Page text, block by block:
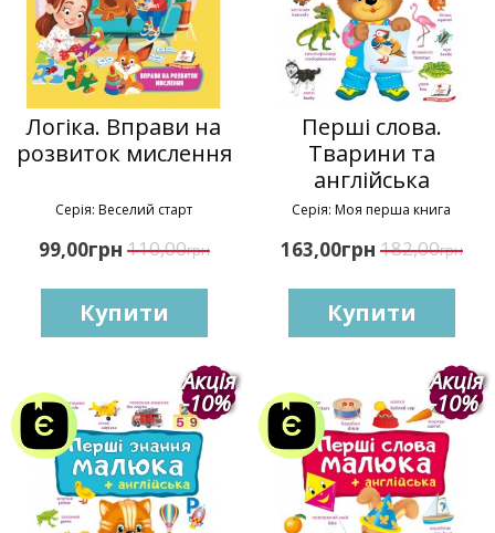
Логіка. Вправи на
розвиток мислення
Серія: Веселий старт
99,00грн 110,00грн
Купити
Перші слова.
Тварини та
англійська
Серія: Моя перша книга
163,00грн 182,00грн
Купити
Акція
-10%
Акція
-10%